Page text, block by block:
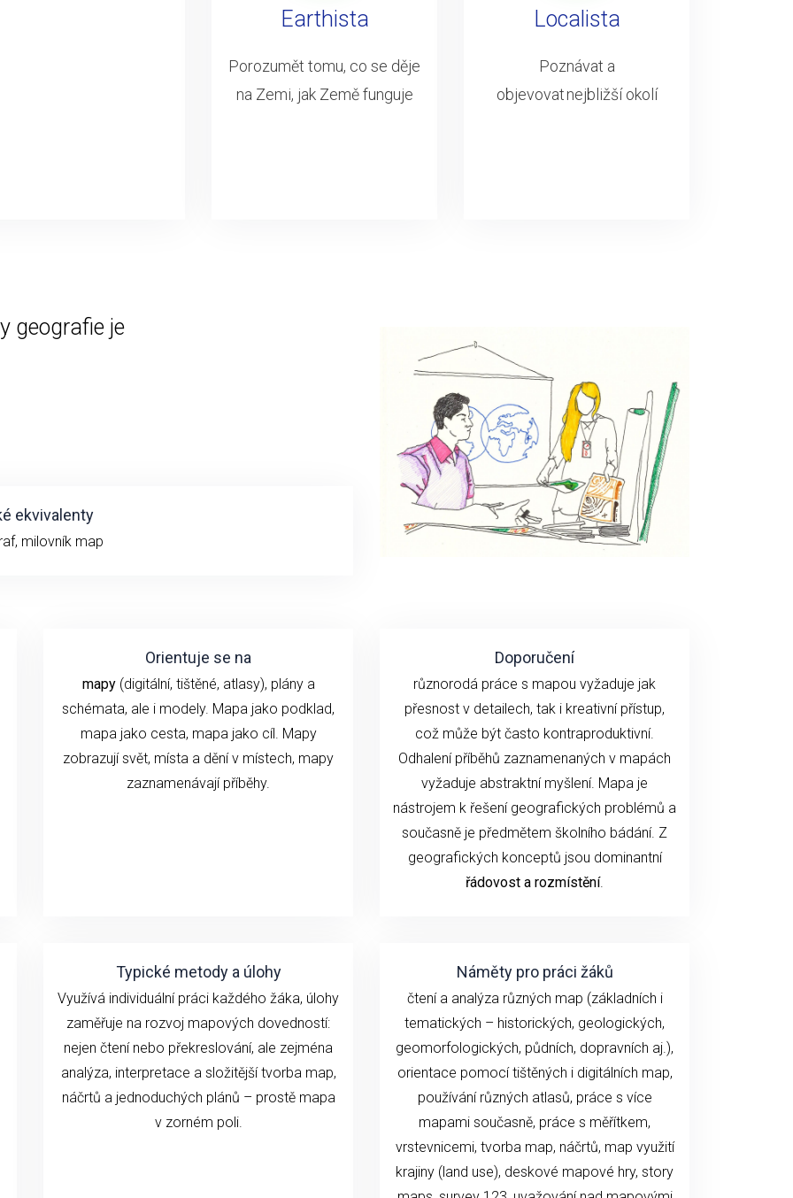
Earthista
Porozumět tomu, co se děje
na Zemi, jak Země funguje
Localista
Poznávat a
objevovat nejbližší okolí
geografie je
ekvivalenty
milovník map
Orientuje se na
mapy(digitální, tištěné, atlasy), plány a
schémata, ale i modely. Mapa jako podklad,
mapa jako cesta, mapa jako cíl. Mapy
zobrazují svět, místa a dění v místech, mapy
zaznamenávají příběhy.
Doporučení
různorodá práce s mapou vyžaduje jak
přesnost v detailech, tak i kreativní přístup,
což může být často kontraproduktivní.
Odhalení příběhů zaznamenaných v mapách
vyžaduje abstraktní myšlení. Mapa je
nástrojem k řešení geografických problémů a
současně je předmětem školního bádání. Z
geografických konceptů jsou dominantní
řádovost a rozmístění.
Typické metody a úlohy
Využívá individuální práci každého žáka, úlohy
zaměřuje na rozvoj mapových dovedností:
nejen čtení nebo překreslování, ale zejména
analýza, interpretace a složitější tvorba map,
náčrtů a jednoduchých plánů – prostě mapa
v zorném poli.
Náměty pro práci žáků
čtení a analýza různých map (základních i
tematických – historických, geologických,
geomorfologických, půdních, dopravních aj.),
orientace pomocí tištěných i digitálních map,
používání různých atlasů, práce s více
mapami současně, práce s měřítkem,
vrstevnicemi, tvorba map, náčrtů, map využití
krajiny (land use), deskové mapové hry, story